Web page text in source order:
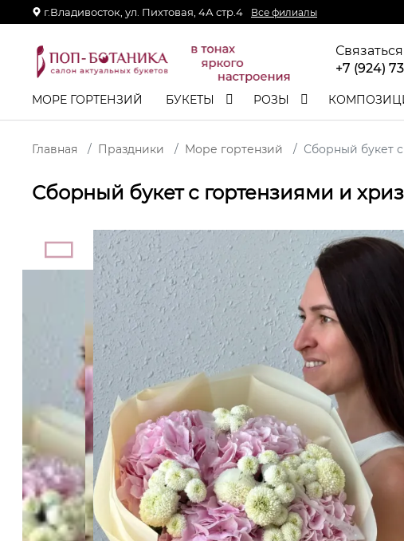
г.Владивосток, ул. Пихтовая, 4А стр.4 Все филиалы
+7 (924)
МОРЕ ГОРТЕНЗИЙ БУКЕТЫ РОЗЫ
Главная Праздники Море гортензий Сборный букет
Сборный букет с гортензиями и